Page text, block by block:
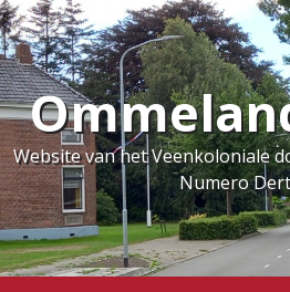
Ga
naar
de
inhoud
Website van het Veenkoloniale
Numero